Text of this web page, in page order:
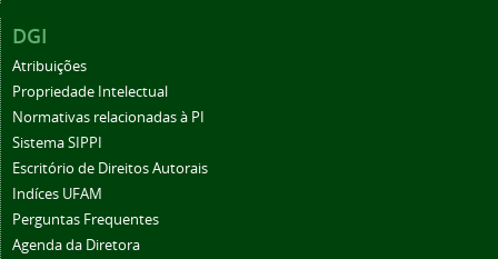
DGI
Atribuições
Propriedade Intelectual
Normativas relacionadas à PI
Sistema SIPPI
Escritório de Direitos Autorais
Indíces UFAM
Perguntas Frequentes
Agenda da Diretora